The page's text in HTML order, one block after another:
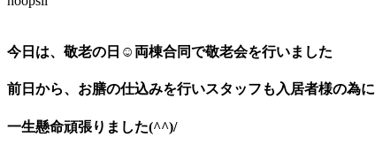
今日は、敬老の日☺両棟合同で敬老会を行いました
前日から、お膳の仕込みを行いスタッフも入居者様の為に
一生懸命頑張りました(^^)/